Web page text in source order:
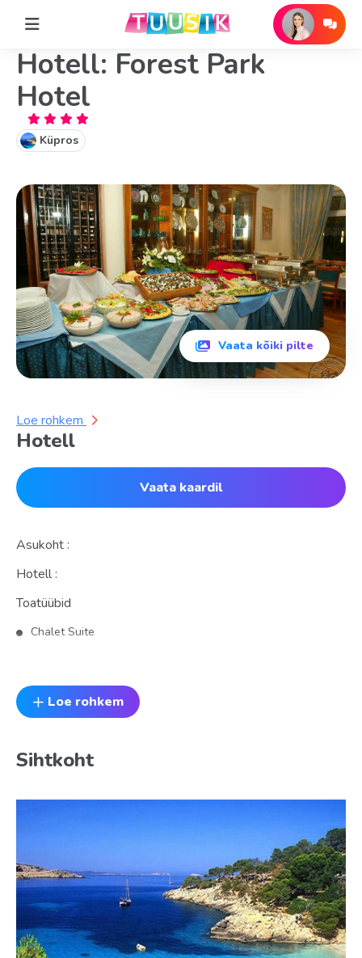
Hotell: Forest Park
Hotel
Küpros
Vaata kõiki pilte
Loe rohkem
Hotell
Vaata kaardil
Asukoht :
Hotell :
Toatüübid
Chalet Suite
Standard
BB
seif: toas, tasuta (deposiit)
voodipesu vahetus: 3 korda nädalas
pesuvahendid (superior room)
konditsioneer: individuaalne
Loe rohkem
Sihtkoht